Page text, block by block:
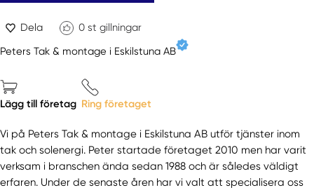
Dela 0 st gillningar
Peters Tak & montage i Eskilstuna AB
Lägg till företag Ring företaget
Vi på Peters Tak & montage i Eskilstuna AB utför tjänster inom
tak och solenergi. Peter startade företaget 2010 men har varit
verksam i branschen ända sedan 1988 och är således väldigt
erfaren. Under de senaste åren har vi valt att specialisera oss